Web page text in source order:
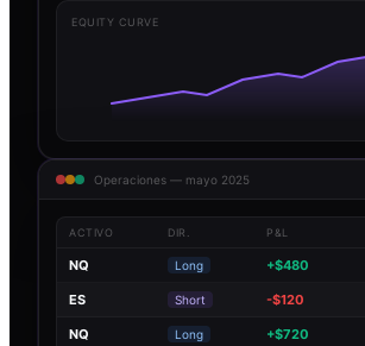
EQUITY CURVE
Operaciones — mayo 2025
ACTIVO DIR. P&L
NQ Long +$480
ES Short -$120
NQ Long +$720